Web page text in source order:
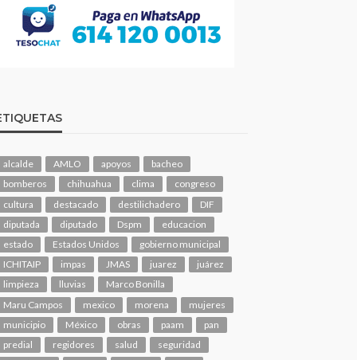
alcalde AMLO apoyos
bacheo
bomberos
chihuahua clima
congreso
cultura
destacado destilichadero
DIF
diputada
diputado Dspm
educacion
estado
Estados Unidos
gobierno municipal
ICHITAIP
impas JMAS juarez
juárez
limpieza
lluvias
Marco Bonilla
Maru Campos
mexico morena
mujeres
municipio
México obras paam
pan
predial
regidores salud
seguridad